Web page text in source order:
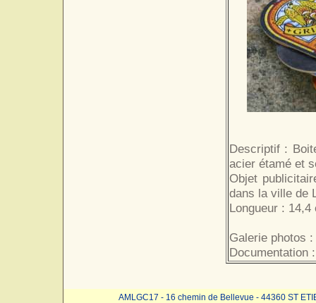
Descriptif :
acier étamé et
Objet
dans la ville de
Longueur : 14,4
Galerie photos :
Documentation :
AMLGC17 - 16 chemin de Bellevue - 44360 ST